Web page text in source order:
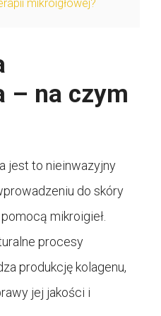
mikroigłowej?
– na czym
jest to nieinwazyjny
do skóry
mikroigieł.
procesy
produkcję kolagenu,
jej jakości i